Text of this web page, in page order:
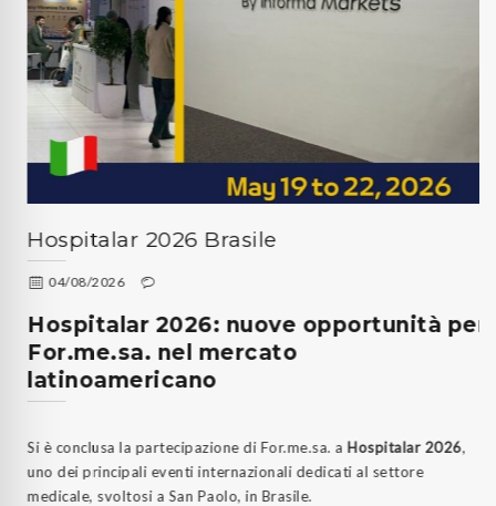
Hospitalar 2026 Brasile
04/08/2026
Hospitalar 2026: nuove opportunità per
For.me.sa. nel mercato
latinoamericano
Si è conclusa la partecipazione di For.me.sa. aHospitalar 2026,
uno dei principali eventi internazionali dedicati al settore
medicale, svoltosi a San Paolo, in Brasile.